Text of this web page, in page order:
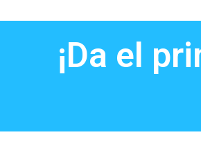
¡Da el